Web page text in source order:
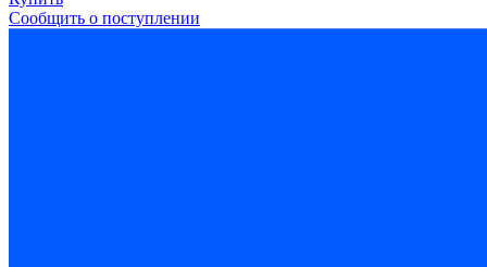
Сообщить о поступлении